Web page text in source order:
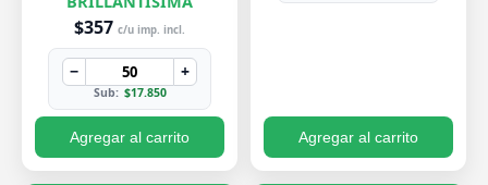
$357 c/u imp. incl.
− +
Sub: $17.850
Agregar al carrito Agregar al carrito